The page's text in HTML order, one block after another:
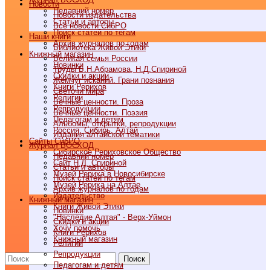
Недавний номер
Статьи и авторы
Поиск статей по тегам
Архив журналов по годам
Книжный магазин
Новинки
Скидки и акции
Книги Рерихов
Религии
Репродукции
Педагогам и детям
Россия, Сибирь, Алтай
Cайты СибРО
Сибирское Рериховское Общество
Сайт Н.Д. Спириной
Музей Рериха в Новосибирске
Музей Рериха на Алтае
Издательство
Книги Живой Этики
"Наследие Алтая" - Верх-Уймон
Хочу помочь
Книжный магазин
Поиск
Новости
Новости издательства
Все новости СибРО
Наши книги
Библиотека Живой Этики
Великая семья России
Труды Б.Н.Абрамова, Н.Д.Спириной
Жемчуг исканий. Грани познания
Светочи мира
Вечные ценности. Проза
Вечные ценности. Поэзия
Альбомы, открытки, репродукции
Издания алтайской тематики
Журнал ВОСХОД
Недавний номер
Статьи и авторы
Поиск статей по тегам
Архив журналов по годам
Книжный магазин
Новинки
Скидки и акции
Книги Рерихов
Религии
Репродукции
Педагогам и детям